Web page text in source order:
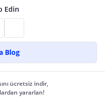
Edin
Blog
ücretsiz indir,
yararlan!